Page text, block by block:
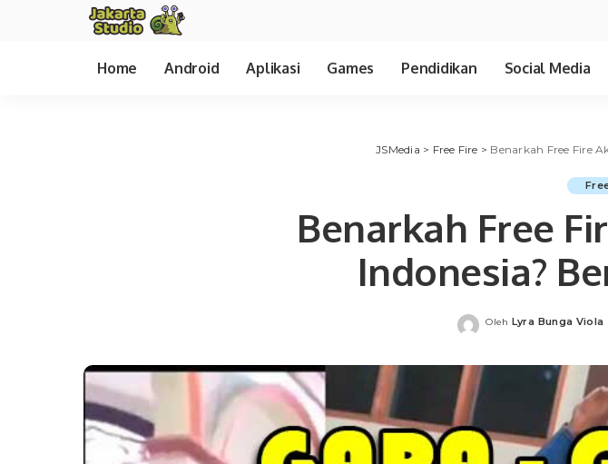
Home Android Aplikasi Games Pendidikan Social Media
JSMedia > Free Fire > Benarkah Free Fire
Benarkah Free
Indonesia?
Posted
Oleh Lyra Bunga Viola